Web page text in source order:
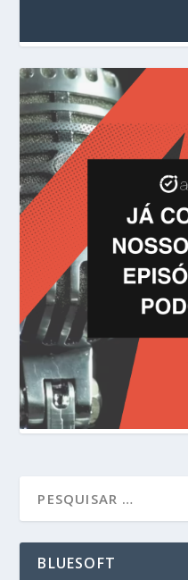
BLUESOFT